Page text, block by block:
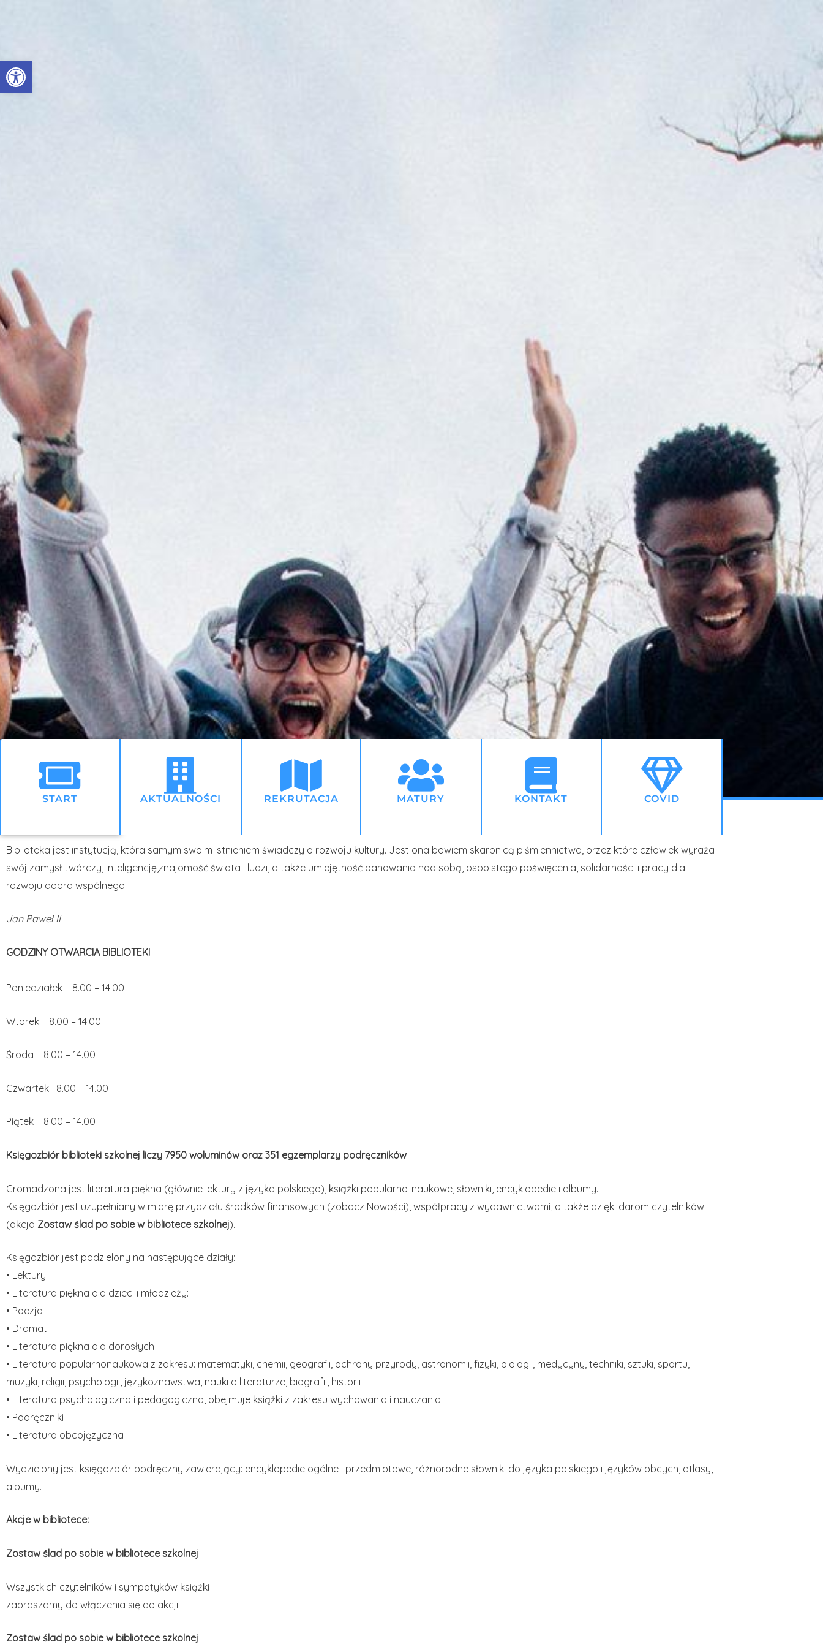
Otwórz pasek narzędzi
START AKTUALNOŚCI REKRUTACJA MATURY KONTAKT COVID
Biblioteka jest instytucją, która samym swoim istnieniem świadczy o rozwoju kultury. Jest ona bowiem skarbnicą piśmiennictwa, przez które człowiek wyraża
swój zamysł twórczy, inteligencję,znajomość świata i ludzi, a także umiejętność panowania nad sobą, osobistego poświęcenia, solidarności i pracy dla
rozwoju dobra wspólnego.
Jan Paweł II
GODZINY OTWARCIA BIBLIOTEKI
Poniedziałek 8.00 – 14.00
Wtorek 8.00 – 14.00
Środa 8.00 – 14.00
Czwartek 8.00 – 14.00
Piątek 8.00 – 14.00
Księgozbiór biblioteki szkolnej liczy 7950 woluminów oraz 351 egzemplarzy podręczników
Gromadzona jest literatura piękna (głównie lektury z języka polskiego), książki popularno-naukowe, słowniki, encyklopedie i albumy.
Księgozbiór jest uzupełniany w miarę przydziału środków finansowych (zobacz Nowości), współpracy z wydawnictwami, a także dzięki darom czytelników
(akcja Zostaw ślad po sobie w bibliotece szkolnej).
Księgozbiór jest podzielony na następujące działy:
• Lektury
• Literatura piękna dla dzieci i młodzieży:
• Poezja
• Dramat
• Literatura piękna dla dorosłych
• Literatura popularnonaukowa z zakresu: matematyki, chemii, geografii, ochrony przyrody, astronomii, fizyki, biologii, medycyny, techniki, sztuki, sportu,
muzyki, religii, psychologii, językoznawstwa, nauki o literaturze, biografii, historii
• Literatura psychologiczna i pedagogiczna, obejmuje książki z zakresu wychowania i nauczania
• Podręczniki
• Literatura obcojęzyczna
Wydzielony jest księgozbiór podręczny zawierający: encyklopedie ogólne i przedmiotowe, różnorodne słowniki do języka polskiego i języków obcych, atlasy,
albumy.
Akcje w bibliotece:
Zostaw ślad po sobie w bibliotece szkolnej
Wszystkich czytelników i sympatyków książki
zapraszamy do włączenia się do akcji
Zostaw ślad po sobie w bibliotece szkolnej